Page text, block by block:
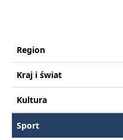
Region
Kraj i świat
Kultura
Sport